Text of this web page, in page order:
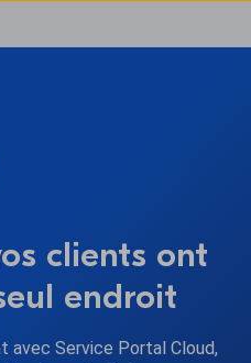
clients ont
endroit
avec Service Portal Cloud,